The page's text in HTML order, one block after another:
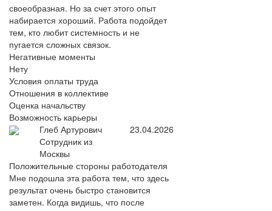
своеобразная. Но за счет этого опыт
набирается хороший. Работа подойдет
тем, кто любит системность и не
пугается сложных связок.
Негативные моменты
Нету
Условия оплаты труда
Отношения в коллективе
Оценка начальству
Возможность карьеры
Глеб Артурович
Сотрудник из
Москвы
23.04.2026
Положительные стороны работодателя
Мне подошла эта работа тем, что здесь
результат очень быстро становится
заметен. Когда видишь, что после